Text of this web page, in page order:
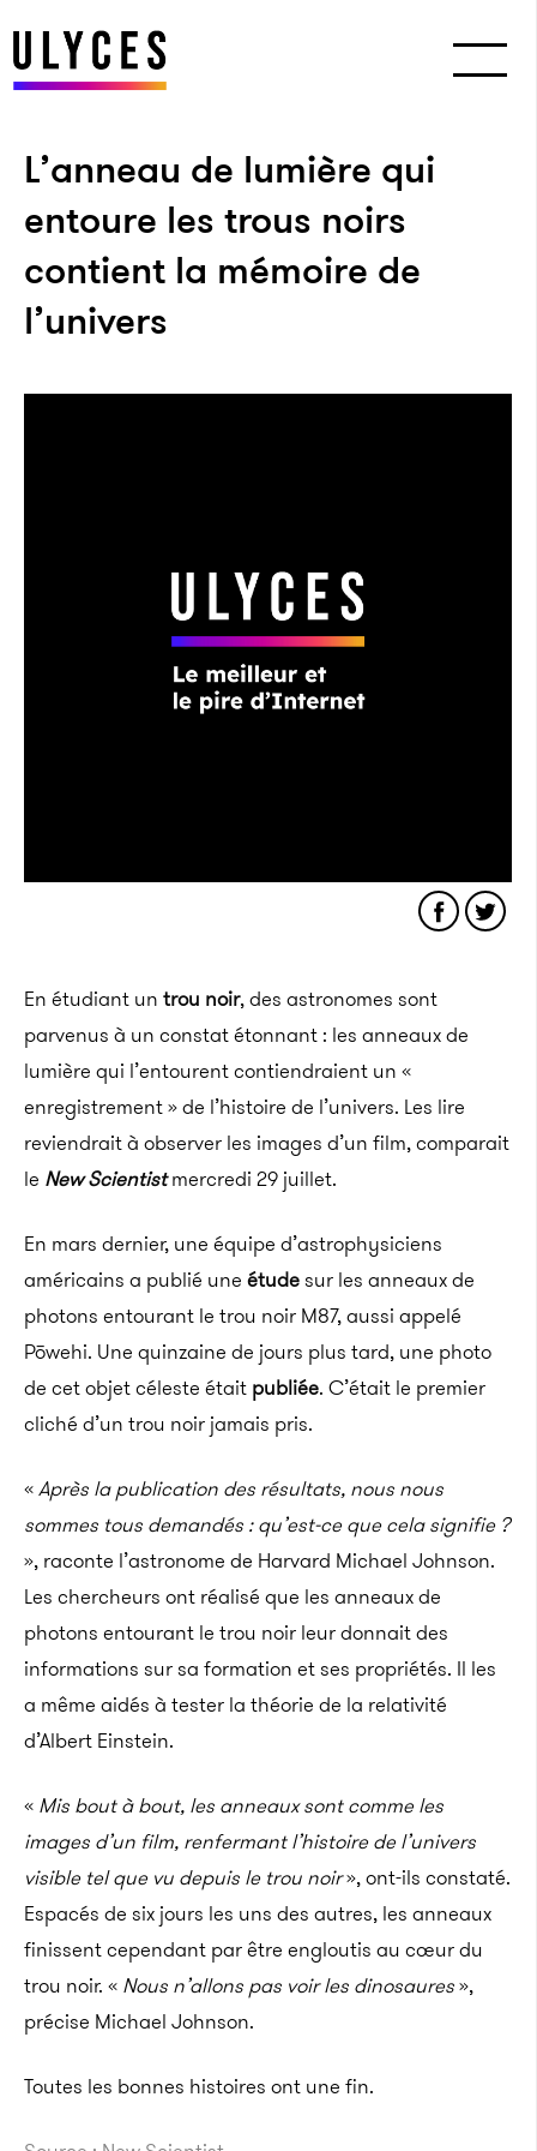
L’anneau de lumière qui
entoure les trous noirs
contient la mémoire de
l’univers
En étudiant un trou noir, des astronomes sont
parvenus à un constat étonnant : les anneaux de
lumière qui l’entourent contiendraient un «
enregistrement » de l’histoire de l’univers. Les lire
reviendrait à observer les images d’un film, comparait
le New Scientistmercredi 29 juillet.
En mars dernier, une équipe d’astrophysiciens
américains a publié une étudesur les anneaux de
photons entourant le trou noir M87, aussi appelé
Pōwehi. Une quinzaine de jours plus tard, une photo
de cet objet céleste était publiée. C’était le premier
cliché d’un trou noir jamais pris.
«Après la publication des résultats, nous nous
sommes tous demandés : qu’est-ce que cela signifie ?
», raconte l’astronome de Harvard Michael Johnson.
Les chercheurs ont réalisé que les anneaux de
photons entourant le trou noir leur donnait des
informations sur sa formation et ses propriétés. Il les
a même aidés à tester la théorie de la relativité
d’Albert Einstein.
« Mis bout à bout, les anneaux sont comme les
images d’un film, renfermant l’histoire de l’univers
visible tel que vu depuis le trou noir», ont-ils constaté.
Espacés de six jours les uns des autres, les anneaux
finissent cependant par être engloutis au cœur du
trou noir. « Nous n’allons pas voir les dinosaures»,
précise Michael Johnson.
Toutes les bonnes histoires ont une fin.